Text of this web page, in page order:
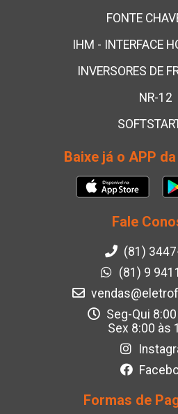
FONTE
IHM - INTERFACE
INVERSORES DE
NR-12
Baixe já o APP
Fale
(81)
(81) 9
Seg-Qui
Sex 8:00 às
Formas de